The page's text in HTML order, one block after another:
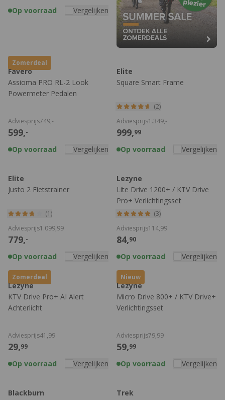
Op voorraad Vergelijken
Zomerdeal
Favero
Assioma PRO RL-2 Look
Powermeter Pedalen
599,-
Adviesprijs749,-
Op voorraad Vergelijken
Elite
Square Smart Frame
(2)
999,99
Adviesprijs1.349,-
Op voorraad Vergelijken
Elite
Justo 2 Fietstrainer
(1)
779,-
Adviesprijs1.099,99
Op voorraad Vergelijken
Lezyne
Lite Drive 1200+ / KTV Drive
Pro+ Verlichtingsset
(3)
84,90
Adviesprijs114,99
Op voorraad Vergelijken
Zomerdeal
Lezyne
KTV Drive Pro+ AI Alert
Achterlicht
29,99
Adviesprijs41,99
Op voorraad Vergelijken
Nieuw
Lezyne
Micro Drive 800+ / KTV Drive+
Verlichtingsset
59,99
Adviesprijs79,99
Op voorraad Vergelijken
Blackburn
Trek